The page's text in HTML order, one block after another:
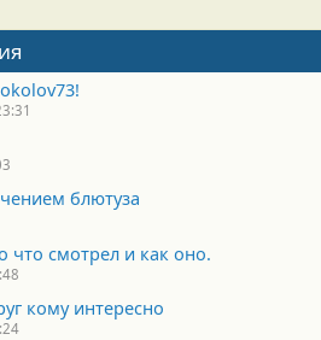
блютуза
что смотрел и как оно.
кому интересно